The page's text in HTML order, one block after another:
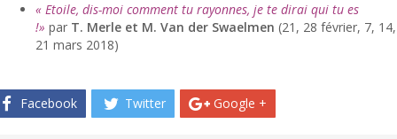
« Etoile, dis-moi comment tu rayonnes, je te dirai qui tu es
!» par T. Merle et M. Van der Swaelmen (21, 28 février, 7, 14,
21 mars 2018)
Facebook Twitter Google +